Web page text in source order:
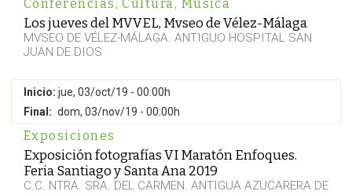
Conferencias, Cultura, Música
Los jueves del MVVEL, Mvseo de Vélez-Málaga
MVSEO DE VÉLEZ-MÁLAGA. ANTIGUO HOSPITAL SAN
JUAN DE DIOS
Inicio: jue, 03/oct/19 - 00:00h
Final: dom, 03/nov/19 - 00:00h
Exposiciones
Exposición fotografías VI Maratón Enfoques.
Feria Santiago y Santa Ana 2019
C.C. NTRA. SRA. DEL CARMEN. ANTIGUA AZUCARERA DE